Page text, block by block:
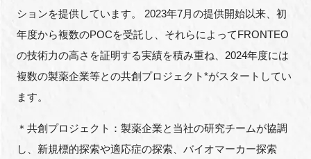
ションを提供しています。 2023年7月の提供開始以来、初
年度から複数のPOCを受託し、それらによってFRONTEO
の技術力の高さを証明する実績を積み重ね、2024年度には
複数の製薬企業等との共創プロジェクト*がスタートしてい
ます。
＊共創プロジェクト：製薬企業と当社の研究チームが協調
し、新規標的探索や適応症の探索、バイオマーカー探索